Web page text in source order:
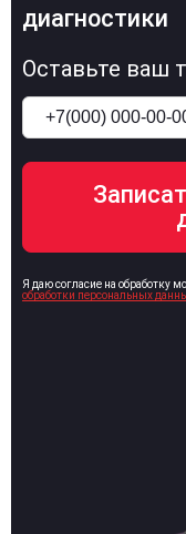
диагностики
Оставьте ваш
Я даю согласие на обработку
обработки персональных